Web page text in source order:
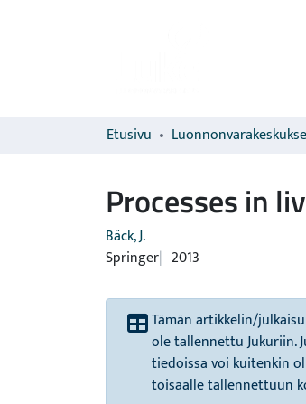
Etusivu
Processes in
Bäck, J.
Springer 2013
Tämän artikkelin/
ole tallennettu Jukuriin.
tiedoissa voi kuitenkin
toisaalle tallennettuun